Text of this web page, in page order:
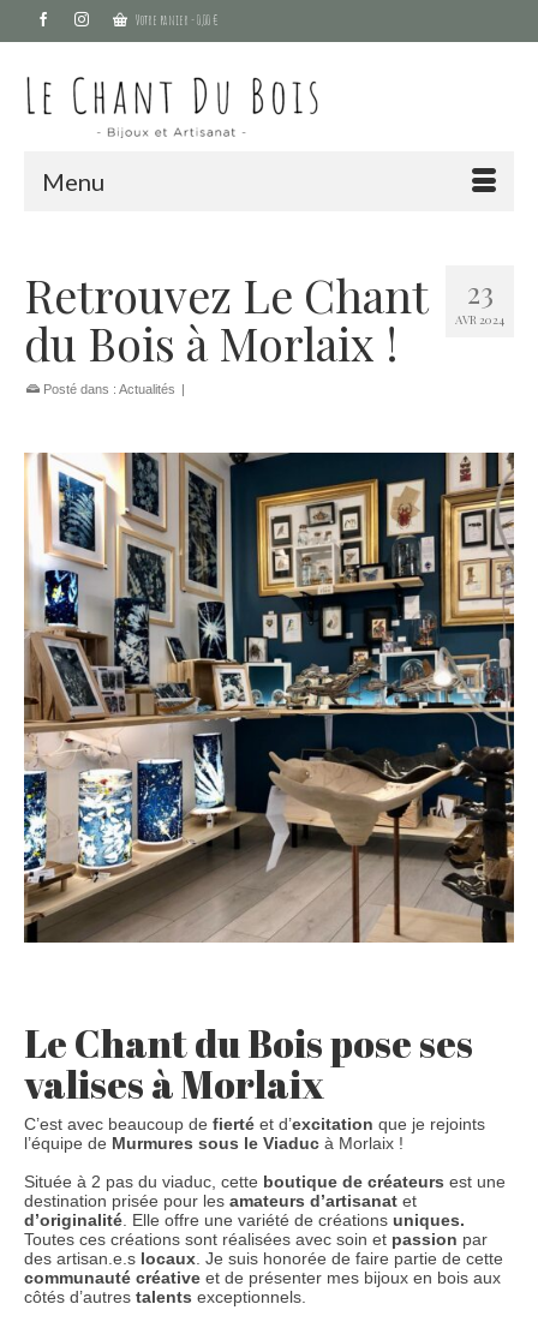
Votre panier -0,00€
Menu
23
AVR 2024
Retrouvez Le Chant
du Bois à Morlaix !
Posté dans : Actualités |
Le Chant du Bois pose ses
valises à Morlaix
C’est avec beaucoup de fierté et d’excitation que je rejoints
l’équipe de Murmures sous le Viaduc à Morlaix !
Située à 2 pas du viaduc, cette boutique de créateurs est une
destination prisée pour les amateurs d’artisanat et
d’originalité . Elle offre une variété de créations uniques.
Toutes ces créations sont réalisées avec soin et passion par
des artisan.e.s locaux . Je suis honorée de faire partie de cette
communauté créative et de présenter mes bijoux en bois aux
côtés d’autres talents exceptionnels.